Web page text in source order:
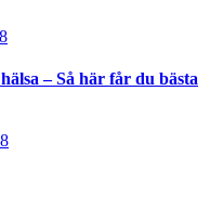
– Så här får du bästa